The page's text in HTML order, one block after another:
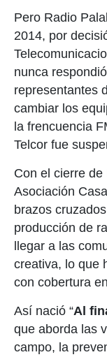
Pero Radio
2014, por
nunca
representantes
cambiar los
la frencuencia
Telcor fue
Con el cierre
Asociación
brazos
producción de
llegar a las
creativa, lo que
con cobertura
Así nació “Al
que aborda las
campo, la